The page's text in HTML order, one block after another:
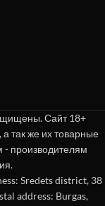
Сайт 18+
так же их товарные
- производителям
Sredets district, 38
address: Burgas,